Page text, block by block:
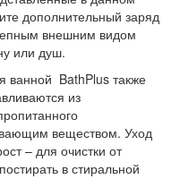
дополнительный заряд
внешним видом
или душ.
ванной BathPlus также
из
веществом. Уход
– для очистки от
в стиральной